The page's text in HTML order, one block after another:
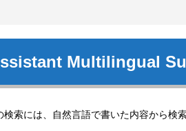
Multilingual
検索には、自然言語で書いた内容から検